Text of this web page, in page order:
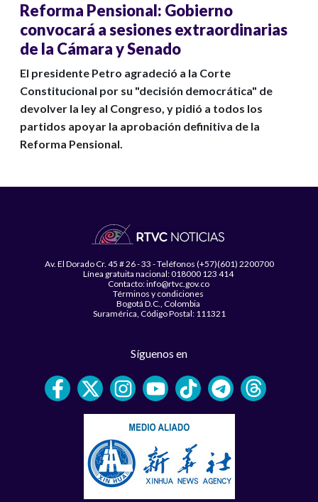
Reforma Pensional: Gobierno
convocará a sesiones extraordinarias
de la Cámara y Senado
El presidente Petro agradeció a la Corte
Constitucional por su "decisión democrática" de
devolver la ley al Congreso, y pidió a todos los
partidos apoyar la aprobación definitiva de la
Reforma Pensional.
Av. El Dorado Cr. 45 # 26 - 33 - Teléfonos (+57)(601) 2200700
Línea gratuita nacional: 018000 123 414
Contacto: info@rtvc.gov.co
Términos y condiciones
Bogotá D.C., Colombia
Suramérica, Código Postal: 111321
Síguenos en